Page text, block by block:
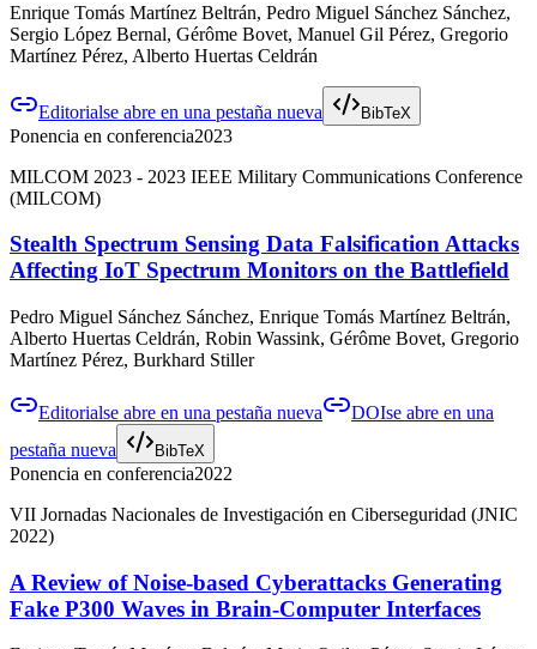
Enrique Tomás Martínez Beltrán, Pedro Miguel Sánchez Sánchez,
Sergio López Bernal, Gérôme Bovet, Manuel Gil Pérez, Gregorio
Martínez Pérez, Alberto Huertas Celdrán
Editorialse abre en una pestaña nueva BibTeX
Ponencia en conferencia2023
MILCOM 2023 - 2023 IEEE Military Communications Conference
(MILCOM)
Stealth Spectrum Sensing Data Falsification Attacks
Affecting IoT Spectrum Monitors on the Battlefield
Pedro Miguel Sánchez Sánchez, Enrique Tomás Martínez Beltrán,
Alberto Huertas Celdrán, Robin Wassink, Gérôme Bovet, Gregorio
Martínez Pérez, Burkhard Stiller
Editorialse abre en una pestaña nueva DOIse abre en una
pestaña nueva
BibTeX
Ponencia en conferencia2022
VII Jornadas Nacionales de Investigación en Ciberseguridad (JNIC
2022)
A Review of Noise-based Cyberattacks Generating
Fake P300 Waves in Brain-Computer Interfaces